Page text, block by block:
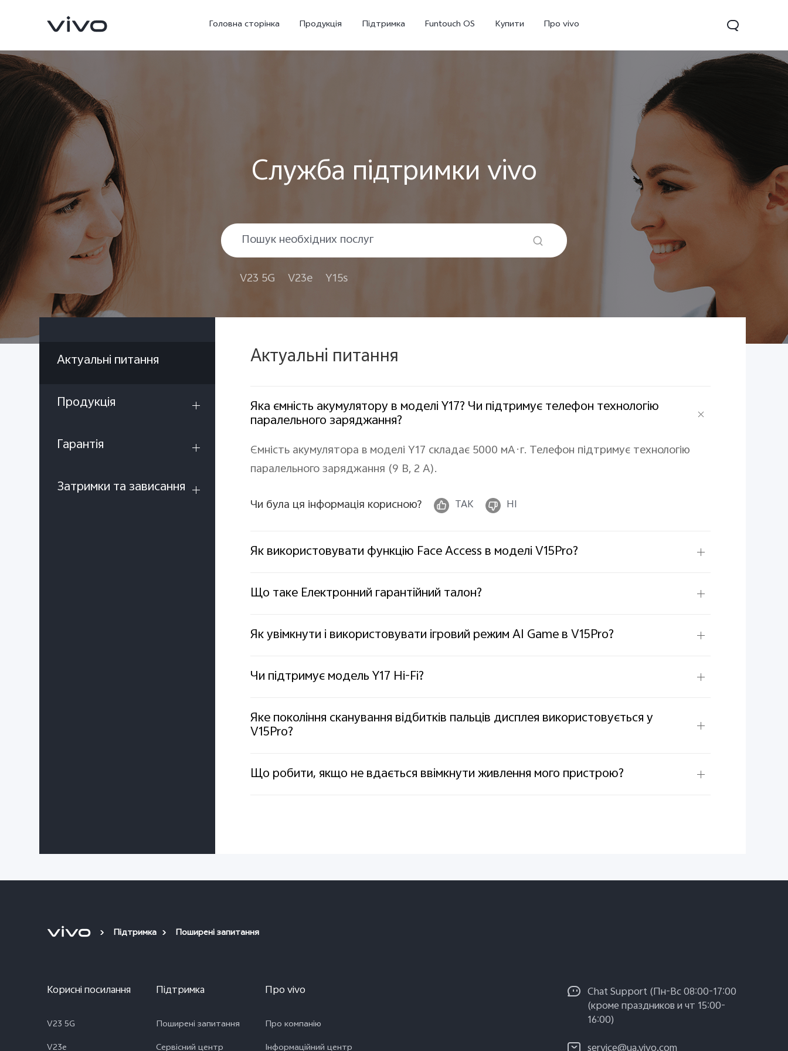
Головна сторінка Продукція Підтримка Funtouch OS Купити Про vivo
V23 5G Служба підтримки vivo
V23 5G V23e Y15s
Актуальні питання
Продукція
Гарантія
Затримки та зависання
Актуальні питання
Яка ємність акумулятору в моделі Y17? Чи підтримує телефон технологію
паралельного заряджання?
Ємність акумулятора в моделі Y17 складає 5000 мА·г. Телефон підтримує технологію
паралельного заряджання (9 В, 2 A).
Чи була ця інформація корисною?
ТАК НІ
Як використовувати функцію Face Access в моделі V15Pro?
Що таке Електронний гарантійний талон?
Як увімкнути і використовувати ігровий режим AI Game в V15Pro?
Чи підтримує модель Y17 Hi-Fi?
Яке покоління сканування відбитків пальців дисплея використовується у
V15Pro?
Що робити, якщо не вдається ввімкнути живлення мого пристрою?
Підтримка Поширені запитання
Корисні посилання
V23 5G
Підтримка
Поширені запитання
Про vivo
Про компанію
Chat Support (Пн-Вс 08:00-17:00
(кроме праздников и чт 15:00-
16:00)